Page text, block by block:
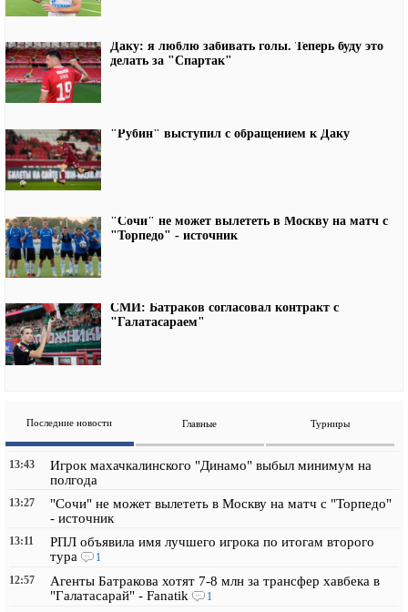
Даку: я люблю забивать голы. Теперь буду это
делать за "Спартак"
"Рубин" выступил с обращением к Даку
"Сочи" не может вылететь в Москву на матч с
"Торпедо" - источник
СМИ: Батраков согласовал контракт с
"Галатасараем"
Последние новости Главные Турниры
13:43
Игрок махачкалинского "Динамо" выбыл минимум на
полгода
13:27
"Сочи" не может вылететь в Москву на матч с "Торпедо"
- источник
13:11
РПЛ объявила имя лучшего игрока по итогам второго
тура
1
12:57
Агенты Батракова хотят 7-8 млн за трансфер хавбека в
"Галатасарай" - Fanatik
1